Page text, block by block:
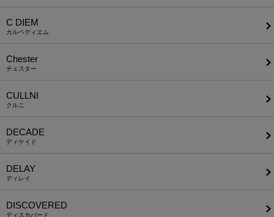
C DIEM
カルペディエム
Chester
チェスター
CULLNI
クルニ
DECADE
ディケイド
DELAY
ディレイ
DISCOVERED
ディスカバード